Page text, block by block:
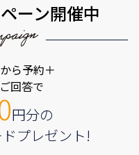
ーン開催中
円分の
プレゼント!
ら予約＋
回答で